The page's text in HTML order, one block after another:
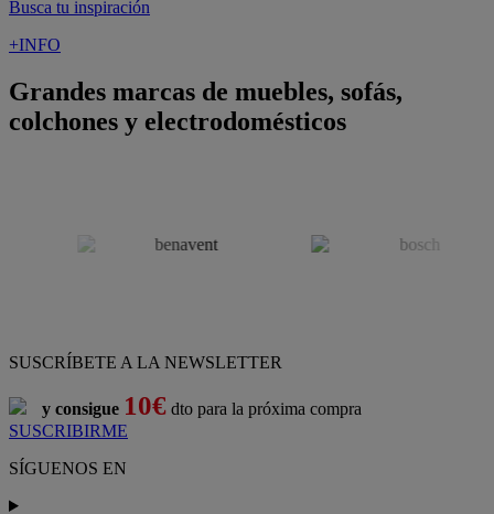
Busca tu inspiración
+INFO
Grandes marcas de muebles, sofás,
colchones y electrodomésticos
SUSCRÍBETE A LA NEWSLETTER
y consigue 10€ dto para la próxima compra
SUSCRIBIRME
SÍGUENOS EN